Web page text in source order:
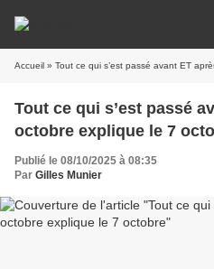
Accueil » Tout ce qui s’est passé avant ET
Tout ce qui s’est passé
octobre explique le 7
Publié le 08/10/2025 à 08:35
Par Gilles Munier